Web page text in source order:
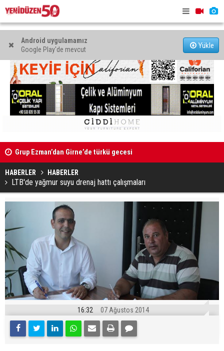
Android uygulamamız
Google Play'de mevcut
Yükle
Kıbrıs’ın güneyinde yıllık enflasyon temmuzda yüzde 2,9
oldu
HABERLER HABERLER
LTB'de yağmur suyu drenaj hattı çalışmaları
16:32 07 Ağustos 2014